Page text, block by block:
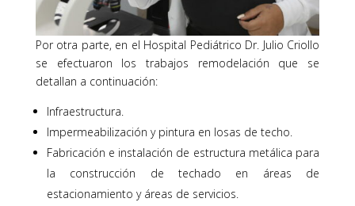
Por otra parte, en el Hospital Pediátrico Dr. Julio Criollo
se efectuaron los trabajos remodelación que se
detallan a continuación:
Infraestructura.
Impermeabilización y pintura en losas de techo.
Fabricación e instalación de estructura metálica para
la construcción de techado en áreas de
estacionamiento y áreas de servicios.